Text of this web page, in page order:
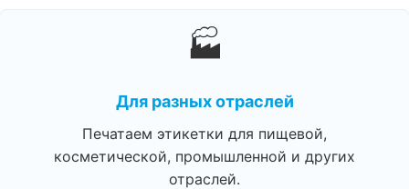
🏭
Для разных отраслей
Печатаем этикетки для пищевой,
косметической, промышленной и других
отраслей.